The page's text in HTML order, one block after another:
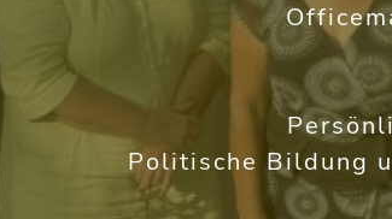
Politische Bildung